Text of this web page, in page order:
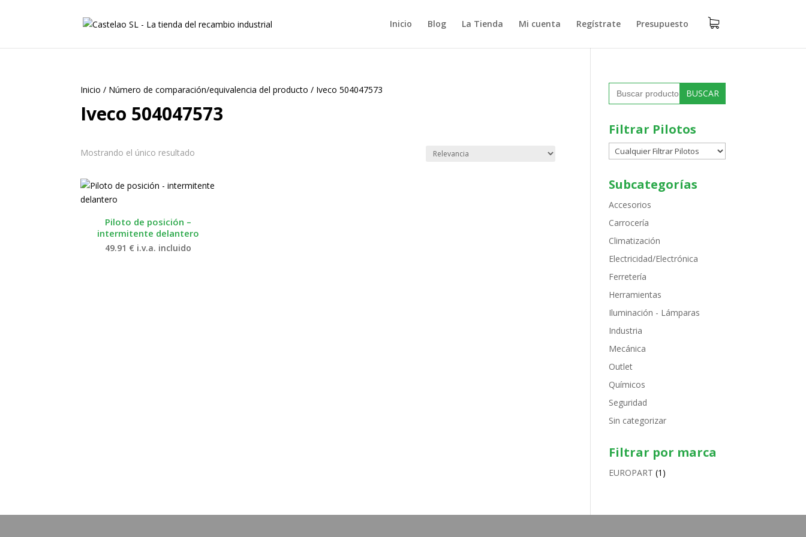
Inicio Blog La Tienda Mi cuenta Regístrate Presupuesto
Inicio / Número de comparación/equivalencia del producto / Iveco 504047573
Iveco 504047573
Mostrando el único resultado
Piloto de posición –
intermitente delantero
49.91 € i.v.a. incluido
Buscar:
Filtrar Pilotos
Subcategorías
Accesorios
Carrocería
Climatización
Electricidad/Electrónica
Ferretería
Herramientas
Iluminación - Lámparas
Industria
Mecánica
Outlet
Químicos
Seguridad
Sin categorizar
Filtrar por marca
EUROPART (1)